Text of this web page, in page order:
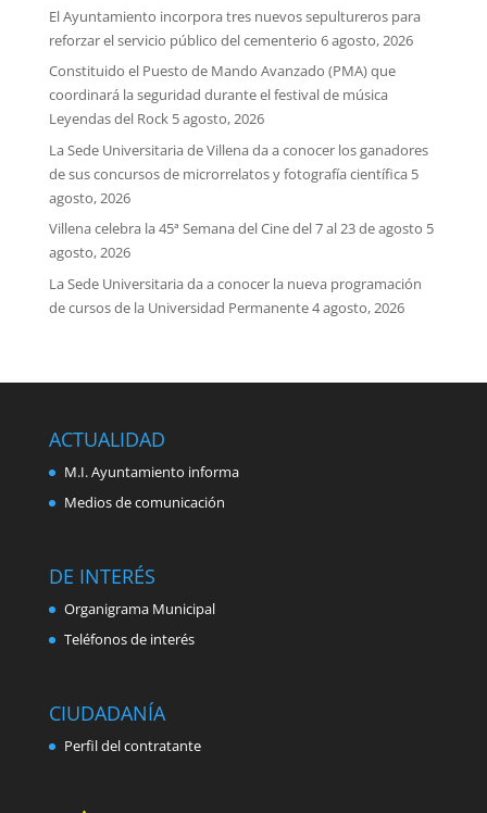
El Ayuntamiento incorpora tres nuevos sepultureros para
reforzar el servicio público del cementerio 6 agosto, 2026
Constituido el Puesto de Mando Avanzado (PMA) que
coordinará la seguridad durante el festival de música
Leyendas del Rock 5 agosto, 2026
La Sede Universitaria de Villena da a conocer los ganadores
de sus concursos de microrrelatos y fotografía científica 5
agosto, 2026
Villena celebra la 45ª Semana del Cine del 7 al 23 de agosto 5
agosto, 2026
La Sede Universitaria da a conocer la nueva programación
de cursos de la Universidad Permanente4 agosto, 2026
ACTUALIDAD
M.I. Ayuntamiento informa
Medios de comunicación
DE INTERÉS
Organigrama Municipal
Teléfonos de interés
CIUDADANÍA
Perfil del contratante